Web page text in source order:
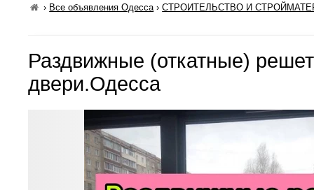
› Все объявления Одесса›СТРОИТЕЛЬСТВО И
Раздвижные (откатные)
двери.Одесса